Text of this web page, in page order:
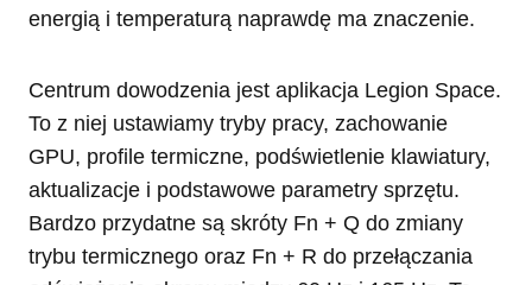
energią i temperaturą naprawdę ma znaczenie.
Centrum dowodzenia jest aplikacja Legion Space.
To z niej ustawiamy tryby pracy, zachowanie
GPU, profile termiczne, podświetlenie klawiatury,
aktualizacje i podstawowe parametry sprzętu.
Bardzo przydatne są skróty Fn + Q do zmiany
trybu termicznego oraz Fn + R do przełączania